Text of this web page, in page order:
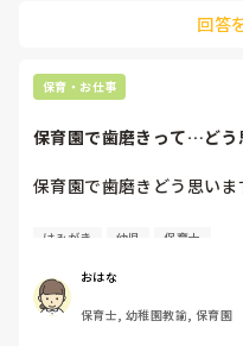
最後の1日、楽しんでくだ
回答
保育・お仕事
保育園で歯磨きって…どう
保育園で歯磨きどう思いま
うちの園は保管が衛生的
歯磨き同士がぶつかる、
歯磨き指導していないし
はみがき 幼児 保育士
おはな
保育士, 幼稚園教諭, 保育園